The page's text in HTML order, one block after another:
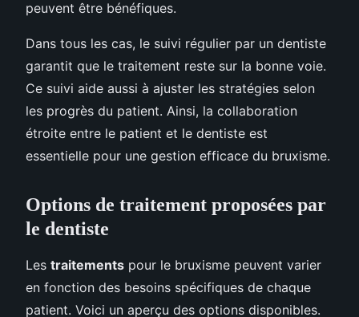
peuvent être bénéfiques.
Dans tous les cas, le suivi régulier par un dentiste
garantit que le traitement reste sur la bonne voie.
Ce suivi aide aussi à ajuster les stratégies selon
les progrès du patient. Ainsi, la collaboration
étroite entre le patient et le dentiste est
essentielle pour une gestion efficace du bruxisme.
Options de traitement proposées par
le dentiste
Les traitements pour le bruxisme peuvent varier
en fonction des besoins spécifiques de chaque
patient. Voici un aperçu des options disponibles.